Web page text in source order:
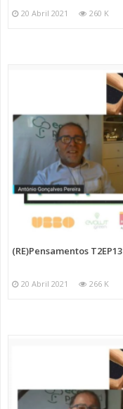
20 Abril 2021 260 K
(RE)Pensamentos T2EP13
20 Abril 2021 266 K